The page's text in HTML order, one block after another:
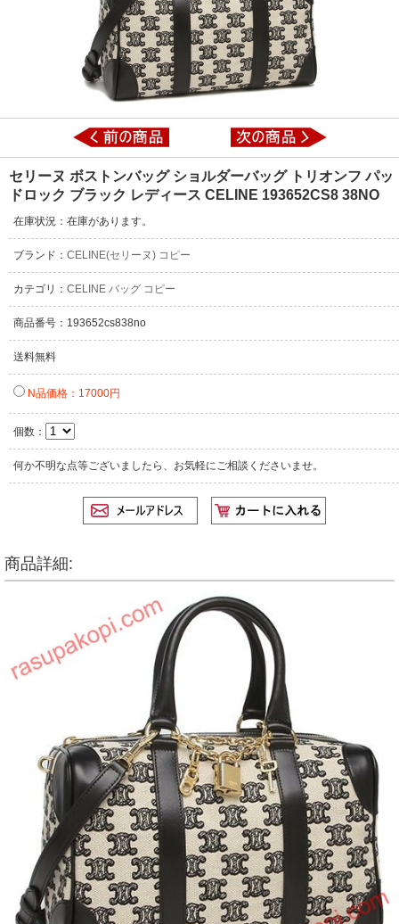
セリーヌ ボストンバッグ ショルダーバッグ トリオンフ パッ
ドロック ブラック レディース CELINE 193652CS8 38NO
在庫状況：在庫があります。
ブランド： CELINE(セリーヌ) コピー
カテゴリ： CELINE バッグ コピー
商品番号：193652cs838no
送料無料
N品価格：17000円
個数：
何か不明な点等ございましたら、お気軽にご相談くださいませ。
商品詳細: